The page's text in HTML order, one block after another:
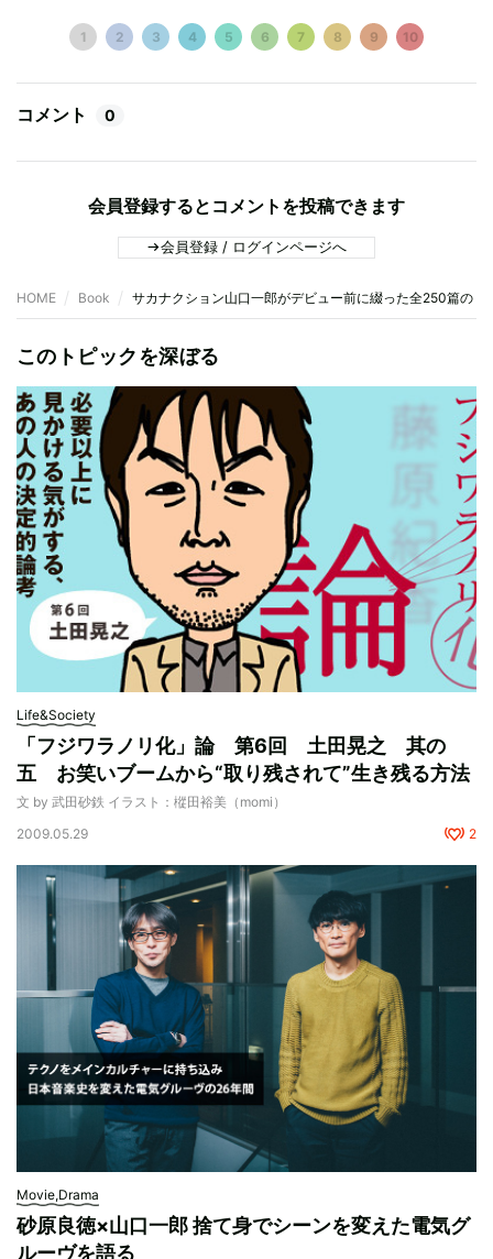
1 2 3 4 5 6 7 8 9 10
コメント 0
会員登録するとコメントを投稿できます
会員登録 / ログインページへ
HOME Book サカナクション山口一郎がデビュー前に綴った全250篇の
このトピックを深ぼる
Life&Society
「フジワラノリ化」論 第6回 土田晃之 其の
五 お笑いブームから“取り残されて”生き残る方法
文 by 武田砂鉄 イラスト：樅田裕美（momi）
2009.05.29
2
Movie,Drama
砂原良徳×山口一郎 捨て身でシーンを変えた電気グ
ルーヴを語る